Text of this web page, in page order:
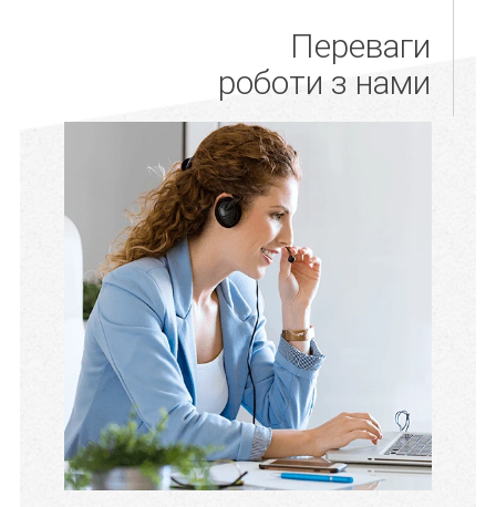
Переваги
роботи з нами